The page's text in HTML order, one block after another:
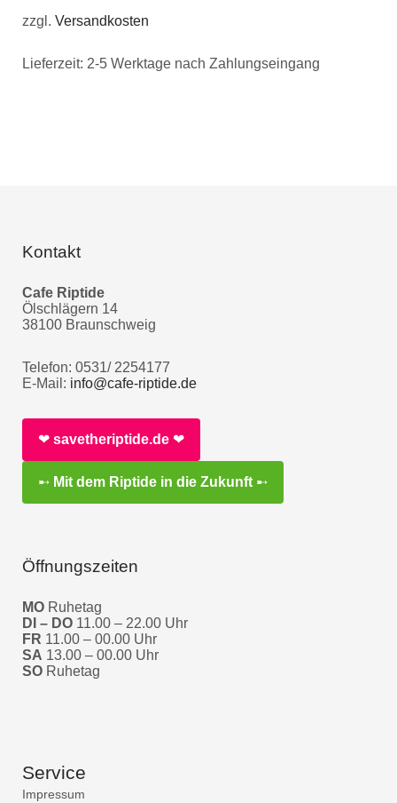
zzgl. Versandkosten
Lieferzeit: 2-5 Werktage nach Zahlungseingang
Kontakt
Cafe Riptide
Ölschlägern 14
38100 Braunschweig
Telefon: 0531/ 2254177
E-Mail: info@cafe-riptide.de
❤︎ savetheriptide.de ❤︎
➸ Mit dem Riptide in die Zukunft ➸
Öffnungszeiten
MO Ruhetag
DI – DO 11.00 – 22.00 Uhr
FR 11.00 – 00.00 Uhr
SA 13.00 – 00.00 Uhr
SO Ruhetag
Service
Impressum